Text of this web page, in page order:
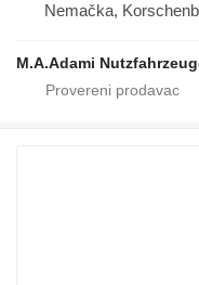
Nemačka,
M.A.Adami